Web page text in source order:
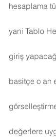
hesaplama
yani Tablo
giriş
basitçe o an
değerlere